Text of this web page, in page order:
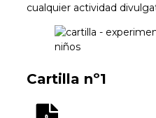
cualquier actividad
Cartilla nº1